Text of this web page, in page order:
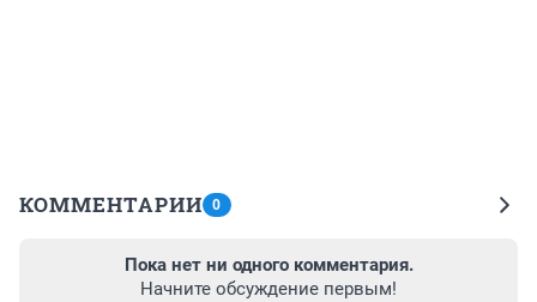
КОММЕНТАРИИ 0
Пока нет ни одного комментария.
Начните обсуждение первым!